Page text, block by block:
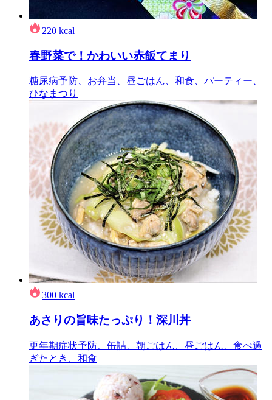
220 kcal
春野菜で！かわいい赤飯てまり
糖尿病予防、お弁当、昼ごはん、和食、パーティー、
ひなまつり
300 kcal
あさりの旨味たっぷり！深川丼
更年期症状予防、缶詰、朝ごはん、昼ごはん、食べ過
ぎたとき、和食